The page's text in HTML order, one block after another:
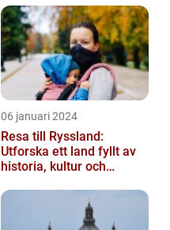
06 januari 2024
Resa till Ryssland:
Utforska ett land fyllt av
historia, kultur och